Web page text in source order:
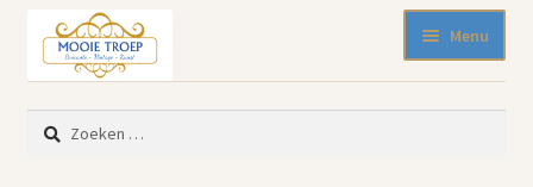
door
naar
navigatie
naar
de
inhoud
Menu
Nieuw binnen
Zoeken
naar: